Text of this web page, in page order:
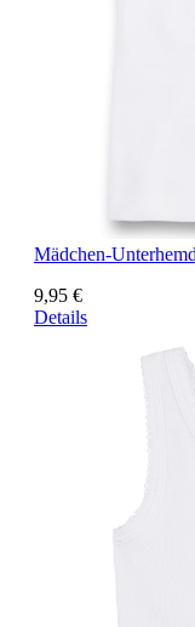
Mädchen-
9,95 €
Details